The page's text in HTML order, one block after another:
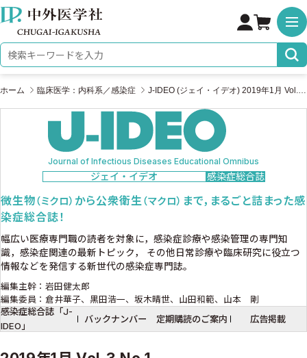
株式会社 中外医学社
検索キーワード
ホーム 臨床医学：内科系／感染症
Journal of Infectious Diseases Educational Omnibus
ジェイ・イデオ 感染症総合誌
微生物（ミクロ） から公衆衛生（マクロ） まで，まるごと詰まった感
染症総合誌！
幅広い医療専門職の読者を対象に，感染症診療や感染管理の専門知
識，感染症関連の最新トピック，
その他日常診療や臨床研究に役立つ
情報などを発信する新世代の感染症専門誌。
編集主幹：岩田健太郎
編集委員：倉井華子、黒田浩一、坂木晴世、山田和範、山本 剛
感染症総合誌「J-
IDEO」
バックナンバー 定期購読のご案内 広告掲載